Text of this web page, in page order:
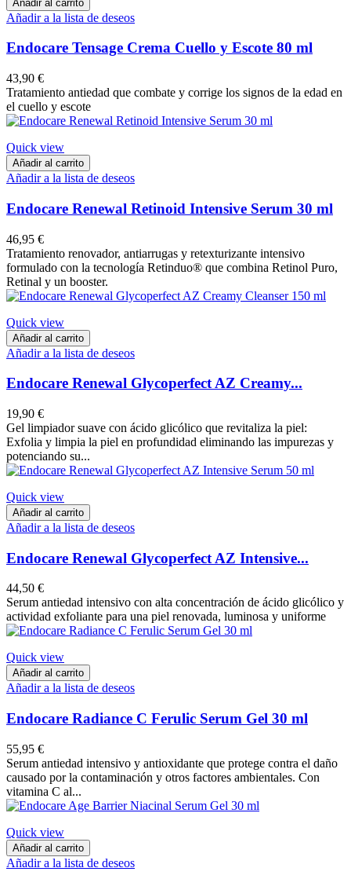
Añadir al carrito
Añadir a la lista de deseos
Endocare Tensage Crema Cuello y Escote 80 ml
43,90 €
Tratamiento antiedad que combate y corrige los signos de la edad en
el cuello y escote
Quick view
Añadir al carrito
Añadir a la lista de deseos
Endocare Renewal Retinoid Intensive Serum 30 ml
46,95 €
Tratamiento renovador, antiarrugas y retexturizante intensivo
formulado con la tecnología Retinduo® que combina Retinol Puro,
Retinal y un booster.
Quick view
Añadir al carrito
Añadir a la lista de deseos
Endocare Renewal Glycoperfect AZ Creamy...
19,90 €
Gel limpiador suave con ácido glicólico que revitaliza la piel:
Exfolia y limpia la piel en profundidad eliminando las impurezas y
potenciando su...
Quick view
Añadir al carrito
Añadir a la lista de deseos
Endocare Renewal Glycoperfect AZ Intensive...
44,50 €
Serum antiedad intensivo con alta concentración de ácido glicólico y
actividad exfoliante para una piel renovada, luminosa y uniforme
Quick view
Añadir al carrito
Añadir a la lista de deseos
Endocare Radiance C Ferulic Serum Gel 30 ml
55,95 €
Serum antiedad intensivo y antioxidante que protege contra el daño
causado por la contaminación y otros factores ambientales. Con
vitamina C al...
Quick view
Añadir al carrito
Añadir a la lista de deseos